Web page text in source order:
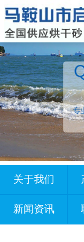
关于我们
新闻资讯